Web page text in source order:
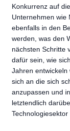
Konkurrenz auf
Unternehmen wie
ebenfalls in den
werden, was den
nächsten Schritte
dafür sein, wie
Jahren entwickeln
sich an die sich
anzupassen und
letztendlich
Technologiesektor